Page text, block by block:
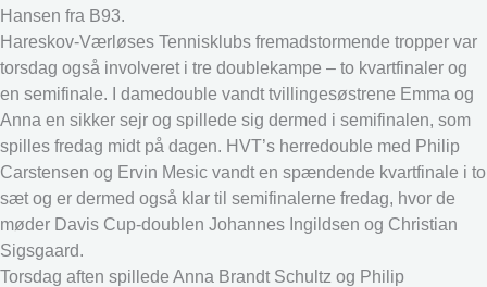
Hansen fra B93.
Hareskov-Værløses Tennisklubs fremadstormende tropper var
torsdag også involveret i tre doublekampe – to kvartfinaler og
en semifinale. I damedouble vandt tvillingesøstrene Emma og
Anna en sikker sejr og spillede sig dermed i semifinalen, som
spilles fredag midt på dagen. HVT’s herredouble med Philip
Carstensen og Ervin Mesic vandt en spændende kvartfinale i to
sæt og er dermed også klar til semifinalerne fredag, hvor de
møder Davis Cup-doublen Johannes Ingildsen og Christian
Sigsgaard.
Torsdag aften spillede Anna Brandt Schultz og Philip